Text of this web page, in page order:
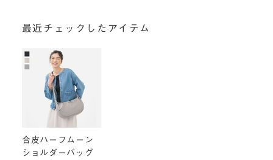
最近チェックしたアイテム
合皮ハーフムーン
ショルダーバッグ